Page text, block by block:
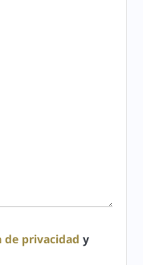
de privacidad y